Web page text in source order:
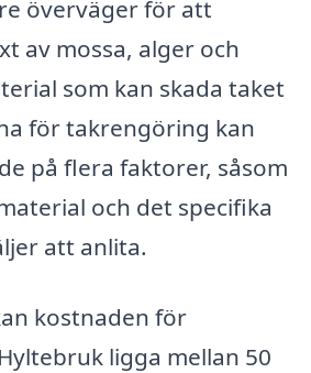
överväger för att
av mossa, alger och
som kan skada taket
för takrengöring kan
på flera faktorer, såsom
och det specifika
att anlita.
kostnaden för
ligga mellan 50